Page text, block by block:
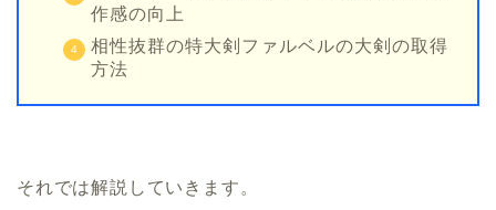
作感の向上
相性抜群の特大剣ファルベルの大剣の取得
方法
それでは解説していきます。